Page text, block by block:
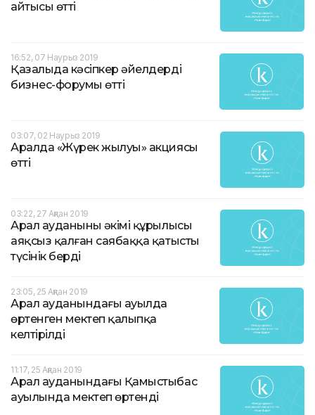
айтысы өтті
16:52, 07 Наурыз 2019
Қазалыда кәсіпкер әйелдердің
бизнес-форумы өтті
03:07, 02 Наурыз 2019
Аралда «Жүрек жылуы» акциясы
өтті
03:22, 27 Ақпан 2019
Арал ауданының әкімі құрылысы
аяқсыз қалған саябаққа қатысты
түсінік берді
23:05, 25 Ақпан 2019
Арал ауданындағы ауылда
өртенген мектеп қалыпқа
келтірілді
11:17, 25 Ақпан 2019
Арал ауданындағы Қамыстыбас
ауылында мектеп өртенді